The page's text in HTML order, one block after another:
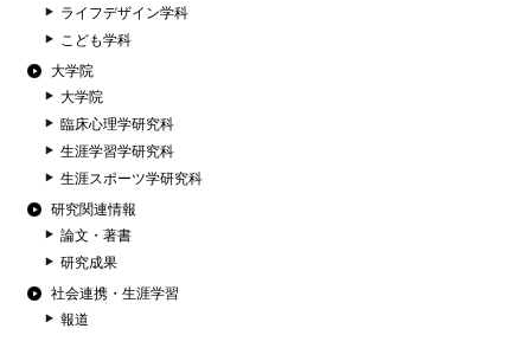
ライフデザイン学科
こども学科
大学院
大学院
臨床心理学研究科
生涯学習学研究科
生涯スポーツ学研究科
研究関連情報
論文・著書
研究成果
社会連携・生涯学習
報道